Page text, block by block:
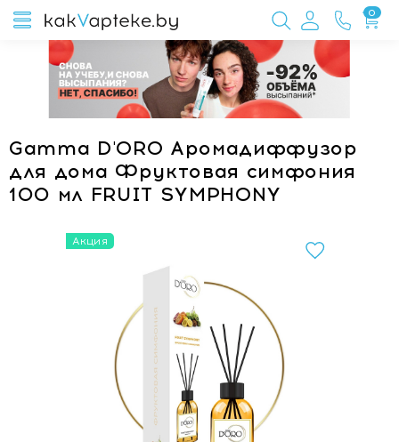
0
Gamma D'ORO Аромадиффузор
для дома Фруктовая симфония
100 мл FRUIT SYMPHONY
Акция